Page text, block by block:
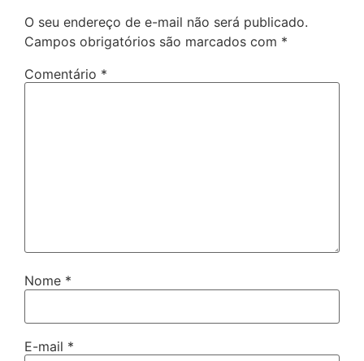
O seu endereço de e-mail não será publicado.
Campos obrigatórios são marcados com *
Comentário *
Nome *
E-mail *